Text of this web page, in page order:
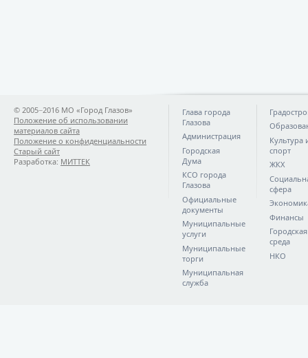
© 2005−2016 МО «Город Глазов»
Положение об использовании
материалов сайта
Положение о конфиденциальности
Старый сайт
Разработка: МИТТЕК
Глава города
Глазова
Администрация
Городская
Дума
КСО города
Глазова
Официальные
документы
Муниципальные
услуги
Муниципальные
торги
Муниципальная
служба
Культура
спорт
ЖКХ
сфера
Финансы
Городская
среда
НКО